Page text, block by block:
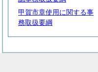
甲賀市章使用に関する事
務取扱要綱